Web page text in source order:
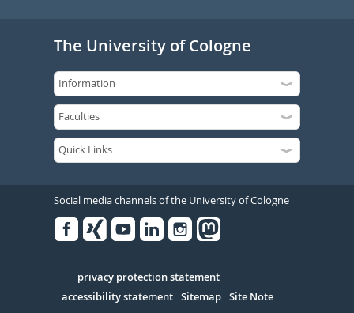
The University of Cologne
Social media channels of the University of Cologne
Serivce
privacy protection statement
accessibility statement Sitemap Site Note